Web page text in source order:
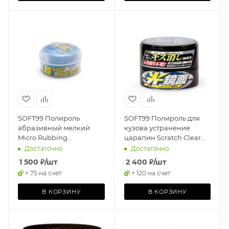
SOFT99 Полироль
абразивный мелкий
Micro Rubbing
Compound для
светлых,180 гр
Достаточно
1 500 ₽/шт
+ 75 на счет
В КОРЗИНУ
SOFT99 Полироль для
кузова устранение
царапин Scratch Clear
для темных, 200 гр
Достаточно
2 400 ₽/шт
+ 120 на счет
В КОРЗИНУ